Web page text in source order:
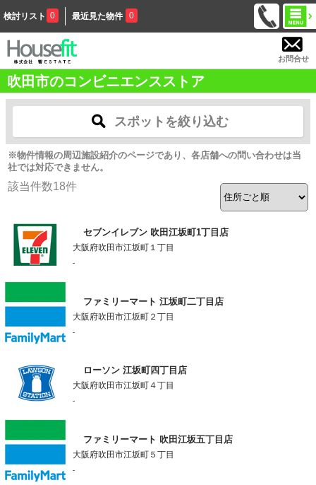
検討リスト 0 最近見た物件 0
お問合せ
吹田市のコンビニエンスストア
スポットを絞り込む
※物件情報の周辺施設紹介のページであり、各店舗への問い合わせは当
社では対応できません。
該当件数18件
セブンイレブン 吹田江坂町1丁目店
大阪府吹田市江坂町１丁目
-
ファミリーマート 江坂町二丁目店
大阪府吹田市江坂町２丁目
-
ローソン 江坂町四丁目店
大阪府吹田市江坂町４丁目
-
ファミリーマート 吹田江坂五丁目店
大阪府吹田市江坂町５丁目
-